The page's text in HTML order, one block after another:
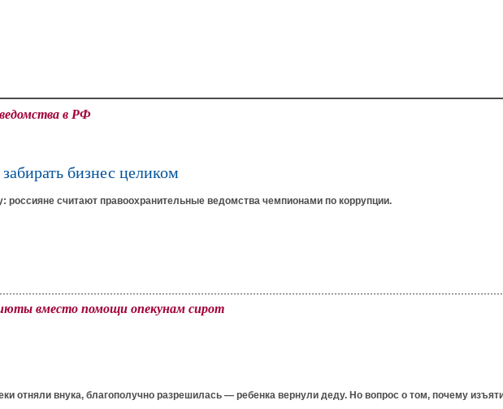
в РФ
бизнес целиком
считают правоохранительные ведомства чемпионами по коррупции.
вместо помощи опекунам сирот
отняли внука, благополучно разрешилась — ребенка вернули деду. Но вопрос о том, почему